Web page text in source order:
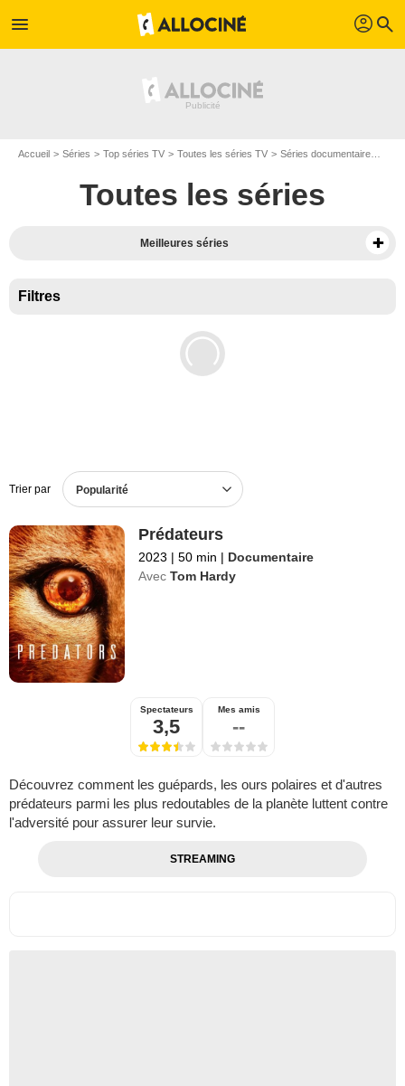
menu profil search
Accueil Séries Top séries TV Toutes les séries TV Séries documentaire
Toutes les séries
Meilleures séries
Filtres
Trier par Popularité
Prédateurs
2023 | 50 min | Documentaire
Avec Tom Hardy
Spectateurs
3,5
Mes amis
--
Découvrez comment les guépards, les ours polaires et d'autres
prédateurs parmi les plus redoutables de la planète luttent contre
l'adversité pour assurer leur survie.
STREAMING